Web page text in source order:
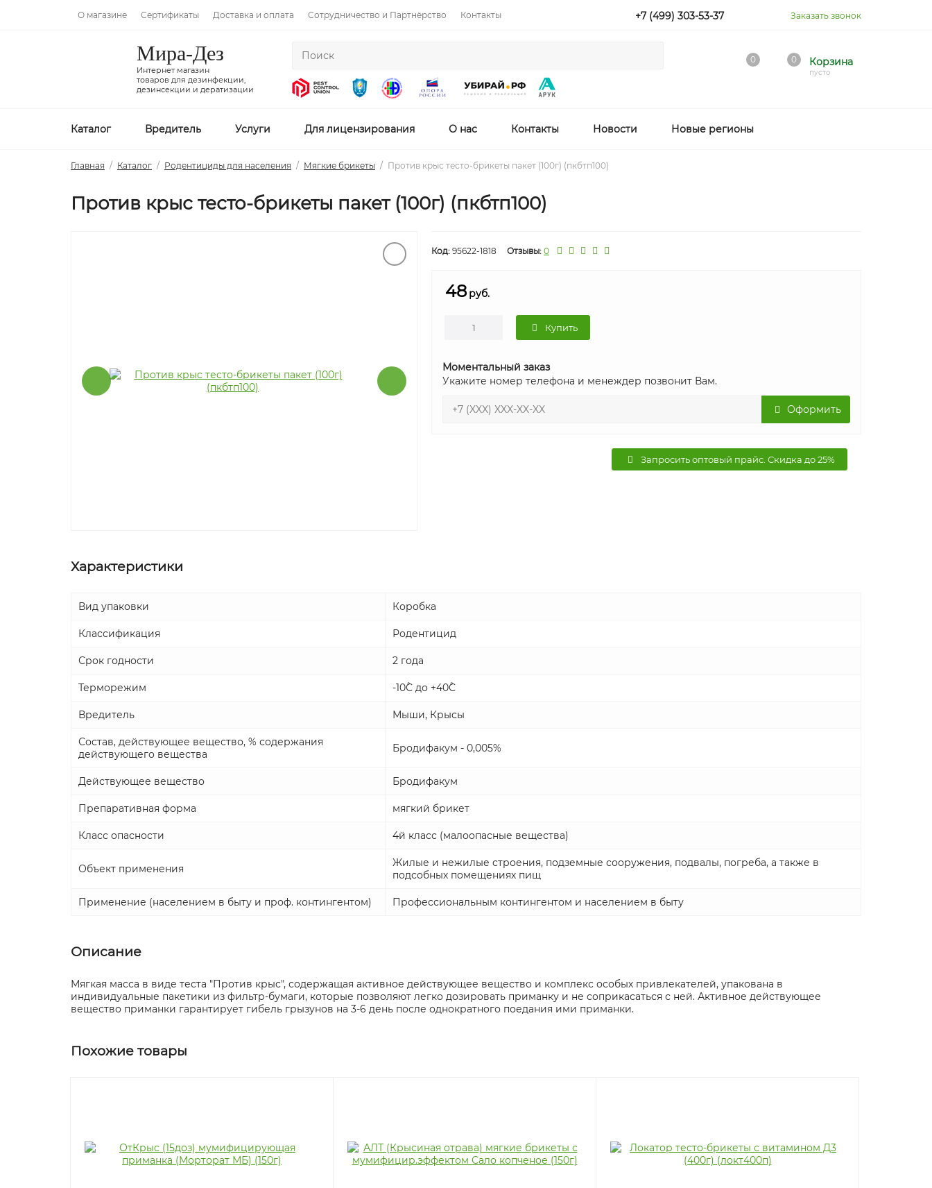
О магазине Сертификаты Доставка и оплата Сотрудничество и Партнёрство Контакты +7 (499) 303-53-37 Заказать звонок
Мира-Дез
Интернет магазин
товаров для дезинфекции,
дезинсекции и дератизации
0 0 Корзина
пусто
Каталог Вредитель Услуги Для лицензирования О нас Контакты Новости Новые регионы
Главная Каталог Родентициды для населения Мягкие брикеты Против крыс тесто-брикеты пакет (100г) (пкбтп100)
Против крыс тесто-брикеты пакет (100г) (пкбтп100)
Код: 95622-1818 Отзывы: 0
48 руб.
Купить
Моментальный заказ
Укажите номер телефона и менеждер позвонит Вам.
Оформить
Запросить оптовый прайс. Скидка до 25%
Характеристики
Вид упаковки Коробка
Классификация Родентицид
Срок годности 2 года
Терморежим -10˚С до +40˚С
Вредитель Мыши, Крысы
Состав, действующее вещество, % содержания
действующего вещества
Бродифакум - 0,005%
Действующее вещество Бродифакум
Препаративная форма мягкий брикет
Класс опасности 4й класс (малоопасные вещества)
Объект применения
Жилые и нежилые строения, подземные сооружения, подвалы, погреба, а также в
подсобных помещениях пищ
Применение (населением в быту и проф. контингентом) Профессиональным контингентом и населением в быту
Описание
Мягкая масса в виде теста "Против крыс", содержащая активное действующее вещество и комплекс особых привлекателей, упакована в
индивидуальные пакетики из фильтр-бумаги, которые позволяют легко дозировать приманку и не соприкасаться с ней. Активное действующее
вещество приманки гарантирует гибель грызунов на 3-6 день после однократного поедания ими приманки.
Похожие товары